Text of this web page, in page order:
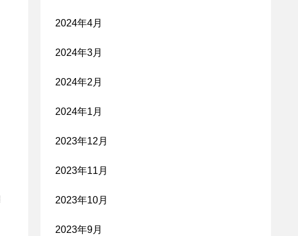
2024年4月
2024年3月
2024年2月
2024年1月
2023年12月
2023年11月
2023年10月
2023年9月